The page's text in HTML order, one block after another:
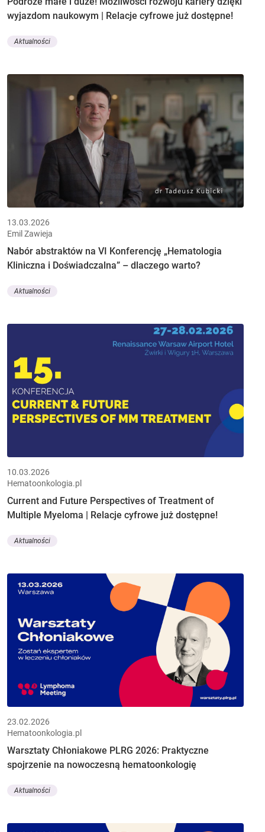
wyjazdom naukowym | Relacje cyfrowe już dostępne!
Aktualności
13.03.2026
Emil Zawieja
Nabór abstraktów na VI Konferencję „Hematologia
Kliniczna i Doświadczalna” – dlaczego warto?
Aktualności
10.03.2026
Hematoonkologia.pl
Current and Future Perspectives of Treatment of
Multiple Myeloma | Relacje cyfrowe już dostępne!
Aktualności
23.02.2026
Hematoonkologia.pl
Warsztaty Chłoniakowe PLRG 2026: Praktyczne
spojrzenie na nowoczesną hematoonkologię
Aktualności